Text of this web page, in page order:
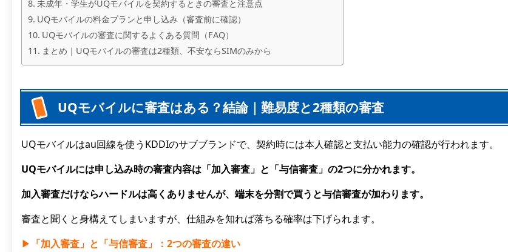
未成年・学生がUQモバイルを契約するときの審査と注意点
UQモバイルの料金プランと申し込み（審査前に確認）
UQモバイルの審査に関するよくある質問（FAQ）
まとめ｜UQモバイルの審査は2種類、不安ならSIMのみから
UQモバイルに審査はある？結論｜難易度と2種類の審査
UQモバイルはau回線を使うKDDIのサブブランドで、契約時には本人確認と支払い能力の確認が行われます。
UQモバイルには申し込み時の審査内容は「加入審査」と「与信審査」の2つに分かれます。
加入審査だけならハードルは高くありませんが、端末を分割で買うと与信審査が加わります。
審査と聞くと身構えてしまいますが、仕組みを知れば落ちる確率は下げられます。
▶︎ 「加入審査」と「与信審査」：2つの審査の違い